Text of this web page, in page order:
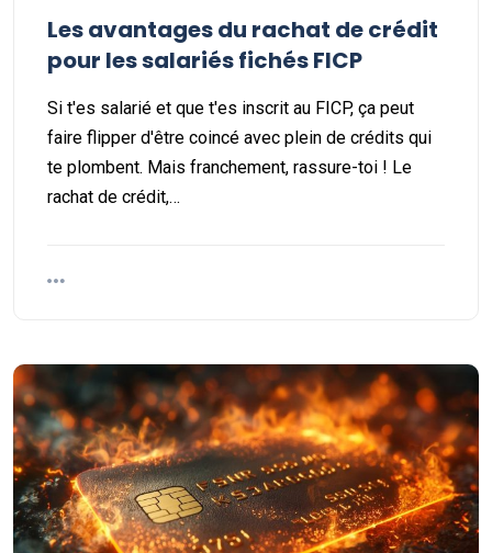
Les avantages du rachat de crédit
pour les salariés fichés FICP
Si t'es salarié et que t'es inscrit au FICP, ça peut
faire flipper d'être coincé avec plein de crédits qui
te plombent. Mais franchement, rassure-toi ! Le
rachat de crédit,…